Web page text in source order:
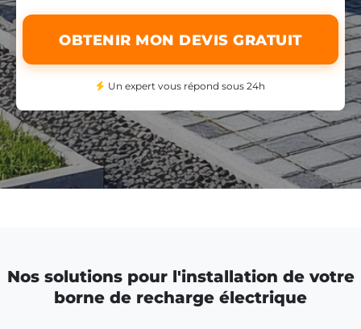
OBTENIR MON DEVIS GRATUIT
Un expert vous répond sous 24h
Nos solutions pour l'installation de votre
borne de recharge électrique